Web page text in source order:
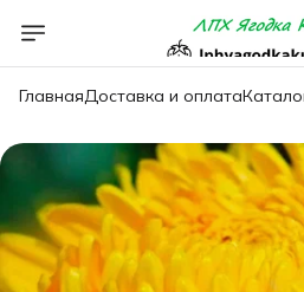
ГлавнаяДоставка и оплата